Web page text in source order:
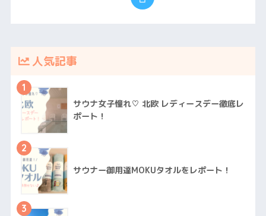
人気記事
1
サウナ女子憧れ♡ 北欧 レディースデー徹底レ
ポート！
2
サウナー御用達MOKUタオルをレポート！
3